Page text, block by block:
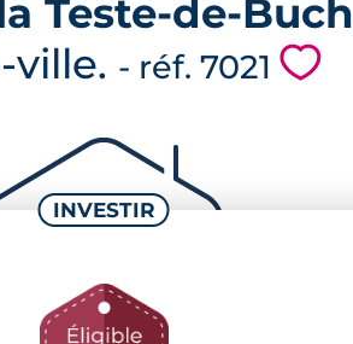
Teste-de-Buch
ville. - réf. 7021 💗